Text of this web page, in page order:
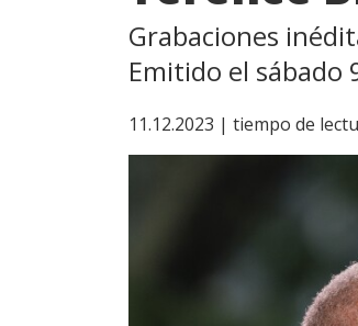
Grabaciones
Emitido el sábado
11.12.2023 | tiempo de